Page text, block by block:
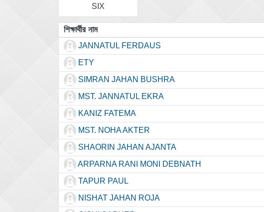
SIX
শিক্ষার্থীর নাম
JANNATUL FERDAUS
ETY
SIMRAN JAHAN BUSHRA
MST. JANNATUL EKRA
KANIZ FATEMA
MST. NOHA AKTER
SHAORIN JAHAN AJANTA
ARPARNA RANI MONI DEBNATH
TAPUR PAUL
NISHAT JAHAN ROJA